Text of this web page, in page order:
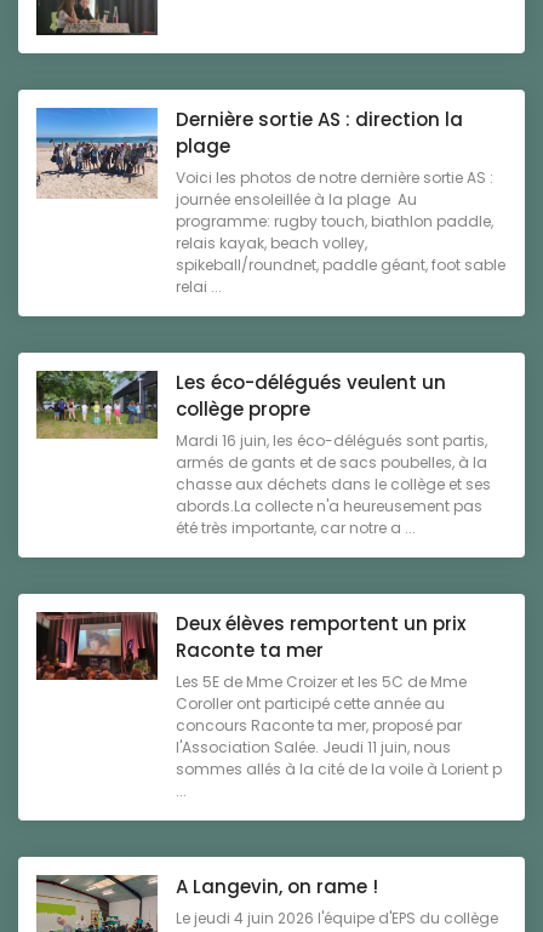
Dernière sortie AS : direction la
plage
Voici les photos de notre dernière sortie AS :
journée ensoleillée à la plage Au
programme: rugby touch, biathlon paddle,
relais kayak, beach volley,
spikeball/roundnet, paddle géant, foot sable
relai ...
Les éco-délégués veulent un
collège propre
Mardi 16 juin, les éco-délégués sont partis,
armés de gants et de sacs poubelles, à la
chasse aux déchets dans le collège et ses
abords.La collecte n'a heureusement pas
été très importante, car notre a ...
Deux élèves remportent un prix
Raconte ta mer
Les 5E de Mme Croizer et les 5C de Mme
Coroller ont participé cette année au
concours Raconte ta mer, proposé par
l'Association Salée. Jeudi 11 juin, nous
sommes allés à la cité de la voile à Lorient p
...
A Langevin, on rame !
Le jeudi 4 juin 2026 l'équipe d'EPS du collège